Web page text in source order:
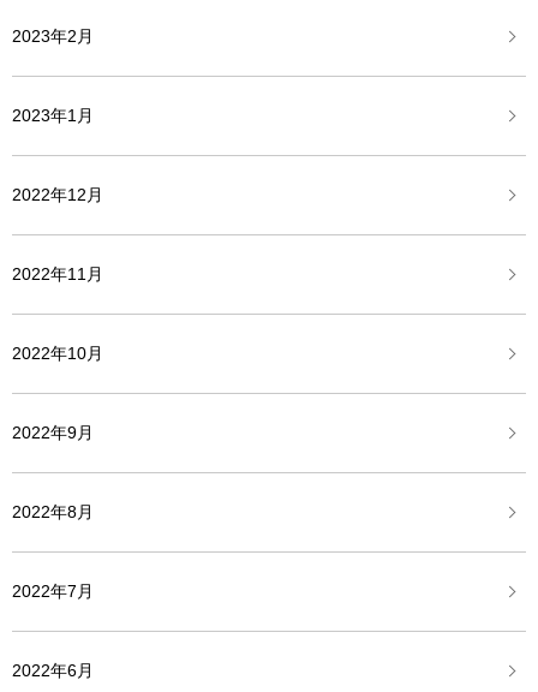
2023年2月
2023年1月
2022年12月
2022年11月
2022年10月
2022年9月
2022年8月
2022年7月
2022年6月